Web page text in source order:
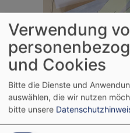
Verwendung
und Cookies
Bitte die Dienste und
auswählen, die wir nutzen
bitte unsere